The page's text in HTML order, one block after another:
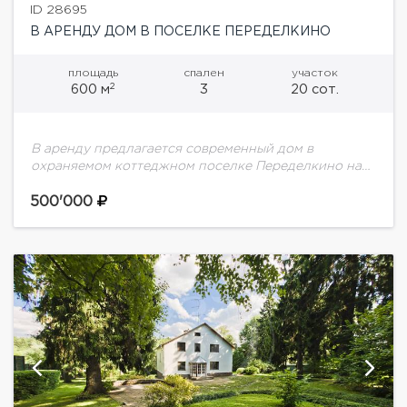
ID 28695
В АРЕНДУ ДОМ В ПОСЕЛКЕ ПЕРЕДЕЛКИНО
площадь
600 м2
спален
3
участок
20 сот.
В аренду предлагается современный дом в
охраняемом коттеджном поселке Переделкино на
ремонт, грамотная планировка: 3 спальни,
500'000